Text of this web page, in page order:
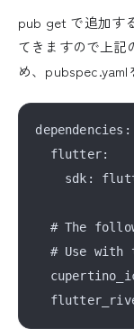
pub get で追加す
てきますので上記
め、pubspec.yaml
dependencies:
  flutter:
sdk:
# The
# Use with